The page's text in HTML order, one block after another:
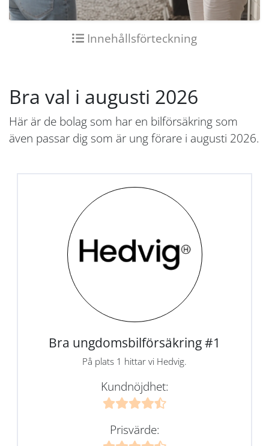
Innehållsförteckning
Bra val i augusti 2026
Här är de bolag som har en bilförsäkring som
även passar dig som är ung förare i augusti 2026.
Bra ungdomsbilförsäkring #1
På plats 1 hittar vi Hedvig.
Kundnöjdhet:
Prisvärde: